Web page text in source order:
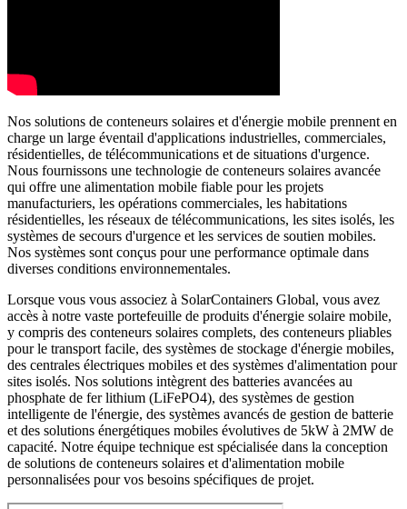
Nos solutions de conteneurs solaires et d'énergie mobile prennent en
charge un large éventail d'applications industrielles, commerciales,
résidentielles, de télécommunications et de situations d'urgence.
Nous fournissons une technologie de conteneurs solaires avancée
qui offre une alimentation mobile fiable pour les projets
manufacturiers, les opérations commerciales, les habitations
résidentielles, les réseaux de télécommunications, les sites isolés, les
systèmes de secours d'urgence et les services de soutien mobiles.
Nos systèmes sont conçus pour une performance optimale dans
diverses conditions environnementales.
Lorsque vous vous associez à SolarContainers Global, vous avez
accès à notre vaste portefeuille de produits d'énergie solaire mobile,
y compris des conteneurs solaires complets, des conteneurs pliables
pour le transport facile, des systèmes de stockage d'énergie mobiles,
des centrales électriques mobiles et des systèmes d'alimentation pour
sites isolés. Nos solutions intègrent des batteries avancées au
phosphate de fer lithium (LiFePO4), des systèmes de gestion
intelligente de l'énergie, des systèmes avancés de gestion de batterie
et des solutions énergétiques mobiles évolutives de 5kW à 2MW de
capacité. Notre équipe technique est spécialisée dans la conception
de solutions de conteneurs solaires et d'alimentation mobile
personnalisées pour vos besoins spécifiques de projet.